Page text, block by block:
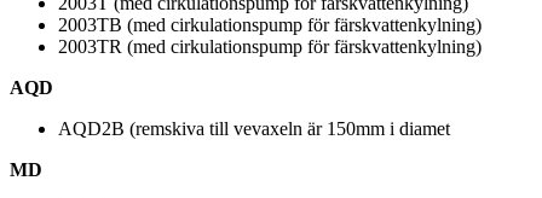
2003TB (med cirkulationspump för färskvattenkylning)
2003TR (med cirkulationspump för färskvattenkylning)
AQD
AQD2B (remskiva till vevaxeln är 150mm i diamet
MD